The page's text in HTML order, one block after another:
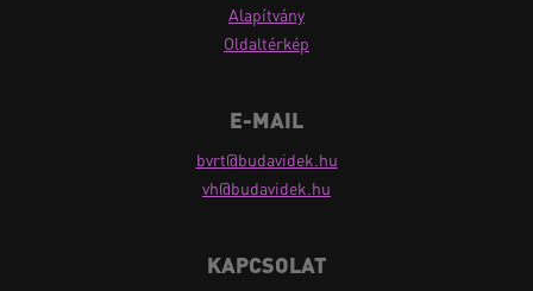
Alapítvány
Oldaltérkép
E-MAIL
bvrt@budavidek.hu
vh@budavidek.hu
KAPCSOLAT